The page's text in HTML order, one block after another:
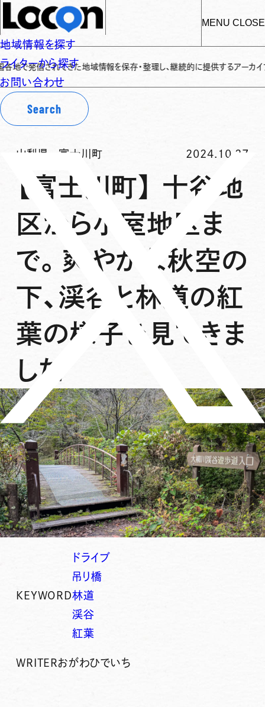
MENU CLOSE
地域情報を探す
ライターから探す
お問い合わせ
Search
れてきた地域情報を保存・整理し、継続的に提供するアーカイブサイトです✌
山梨県 富士川町 2024.10.27
【富士川町】 十谷地
区から小室地区ま
で。爽やかな秋空の
下、渓谷と林道の紅
葉の様子を見てきま
した
KEYWORD
ドライブ
吊り橋
林道
渓谷
紅葉
WRITERおがわひでいち